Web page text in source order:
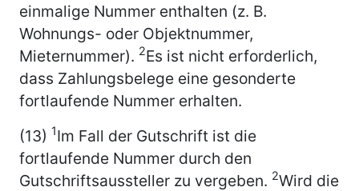
einmalige Nummer enthalten (z. B.
Wohnungs- oder Objektnummer,
Mieternummer). 2Es ist nicht erforderlich,
dass Zahlungsbelege eine gesonderte
fortlaufende Nummer erhalten.
(13) 1Im Fall der Gutschrift ist die
fortlaufende Nummer durch den
Gutschriftsaussteller zu vergeben. 2Wird die